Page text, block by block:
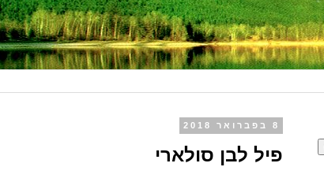
8 בפברואר 2018
פיל לבן סולארי